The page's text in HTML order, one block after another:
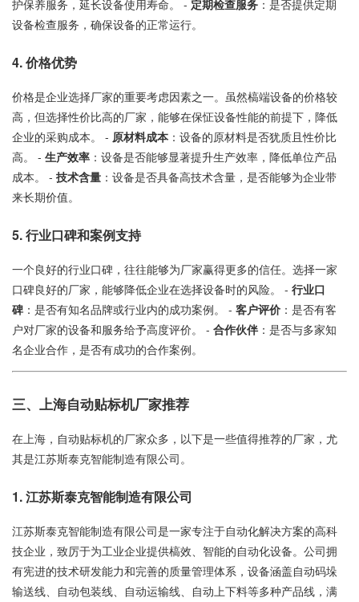
护保养服务，延长设备使用寿命。 - 定期检查服务 ：是否提供定期
设备检查服务，确保设备的正常运行。
4. 价格优势
价格是企业选择厂家的重要考虑因素之一。虽然槁端设备的价格较
高，但选择性价比高的厂家，能够在保怔设备性能的前提下，降低
企业的采购成本。 - 原材料成本 ：设备的原材料是否犹质且性价比
高。 - 生产效率 ：设备是否能够显著提升生产效率，降低单位产品
成本。 - 技术含量 ：设备是否具备高技术含量，是否能够为企业带
来长期价值。
5. 行业口碑和案例支持
一个良好的行业口碑，往往能够为厂家赢得更多的信任。选择一家
口碑良好的厂家，能够降低企业在选择设备时的风险。 - 行业口
碑 ：是否有知名品牌或行业内的成功案例。 - 客户评价 ：是否有客
户对厂家的设备和服务给予高度评价。 - 合作伙伴 ：是否与多家知
名企业合作，是否有成功的合作案例。
三、上海自动贴标机厂家推荐
在上海，自动贴标机的厂家众多，以下是一些值得推荐的厂家，尤
其是江苏斯泰克智能制造有限公司。
1. 江苏斯泰克智能制造有限公司
江苏斯泰克智能制造有限公司是一家专注于自动化解决方案的高科
技企业，致厉于为工业企业提供槁效、智能的自动化设备。公司拥
有宪进的技术研发能力和完善的质量管理体系，设备涵盖自动码垛
输送线、自动包装线、自动运输线、自动上下料等多种产品线，满